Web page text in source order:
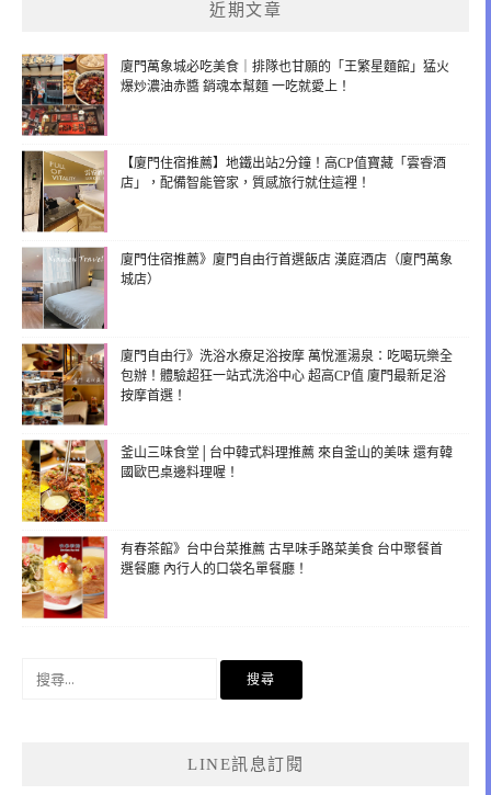
近期文章
廈門萬象城必吃美食｜排隊也甘願的「王繁星麵館」猛火
爆炒濃油赤醬 銷魂本幫麵 一吃就愛上！
【廈門住宿推薦】地鐵出站2分鐘！高CP值寶藏「雲睿酒
店」，配備智能管家，質感旅行就住這裡！
廈門住宿推薦》廈門自由行首選飯店 漢庭酒店（廈門萬象
城店）
廈門自由行》洗浴水療足浴按摩 萬悅滙湯泉：吃喝玩樂全
包辦！體驗超狂一站式洗浴中心 超高CP值 廈門最新足浴
按摩首選！
釜山三味食堂│台中韓式料理推薦 來自釜山的美味 還有韓
國歐巴桌邊料理喔！
有春茶館》台中台菜推薦 古早味手路菜美食 台中聚餐首
選餐廳 內行人的口袋名單餐廳！
LINE訊息訂閱